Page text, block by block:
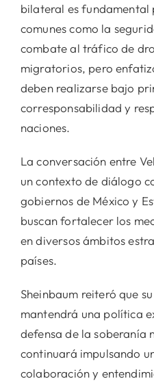
bilateral es
comunes como la
combate al tráfico de
migratorios, pero
deben realizarse bajo
corresponsabilidad y
naciones.
La conversación entre
un contexto de diálogo
gobiernos de México y
buscan fortalecer los
en diversos ámbitos
países.
Sheinbaum reiteró que
mantendrá una política
defensa de la soberanía
continuará impulsando
colaboración y